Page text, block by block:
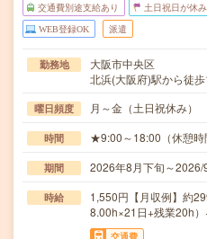
交通費別途支給あり 土日祝日が休み
WEB登録OK 派遣
勤務地
大阪市中央区
北浜(大阪府)駅から徒
曜日頻度 月～金（土日祝休み）
時間 ★9:00～18:00（休憩時
期間 2026年8月下旬～2026/
時給
1,550円【月収例】約
8.00h×21日+残業20h
交通費